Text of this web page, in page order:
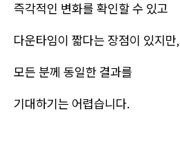
즉각적인 변화를 확인할 수 있고
다운타임이 짧다는 장점이 있지만,
모든 분께 동일한 결과를
기대하기는 어렵습니다.